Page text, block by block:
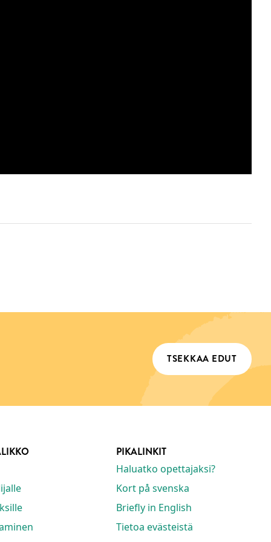
TSEKKAA EDUT
PIKALINKIT
Haluatko opettajaksi?
Kort på svenska
Briefly in English
Tietoa evästeistä